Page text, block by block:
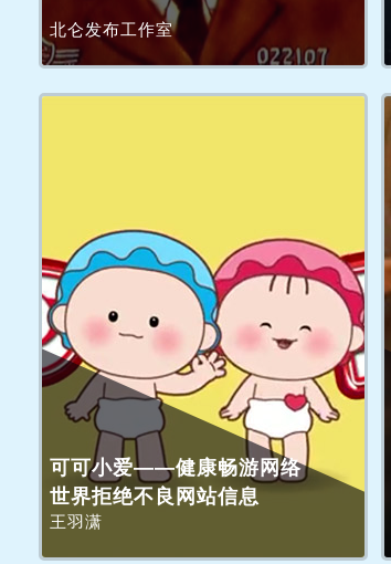
北仑发布工作室
可可小爱——健康畅游网络
世界拒绝不良网站信息
王羽潇